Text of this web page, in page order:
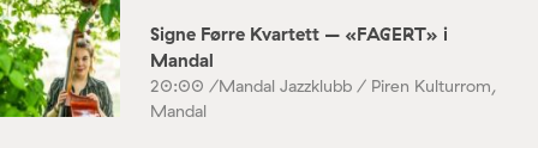
Signe Førre Kvartett – «FAGERT» i
Mandal
20:00 /Mandal Jazzklubb / Piren Kulturrom,
Mandal